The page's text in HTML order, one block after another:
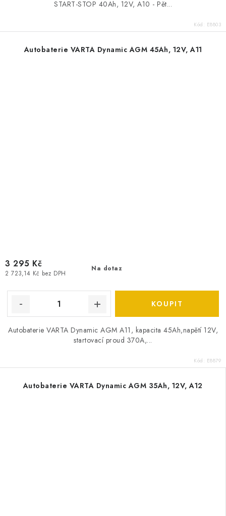
START-STOP 40Ah, 12V, A10 - Pět...
Kód: E8803
Autobaterie VARTA Dynamic AGM 45Ah, 12V, A11
Na dotaz
2 723,14 Kč bez DPH
3 295 Kč
Autobaterie VARTA Dynamic AGM A11, kapacita 45Ah,napětí 12V,
startovací proud 370A,...
Kód: E8879
Autobaterie VARTA Dynamic AGM 35Ah, 12V, A12